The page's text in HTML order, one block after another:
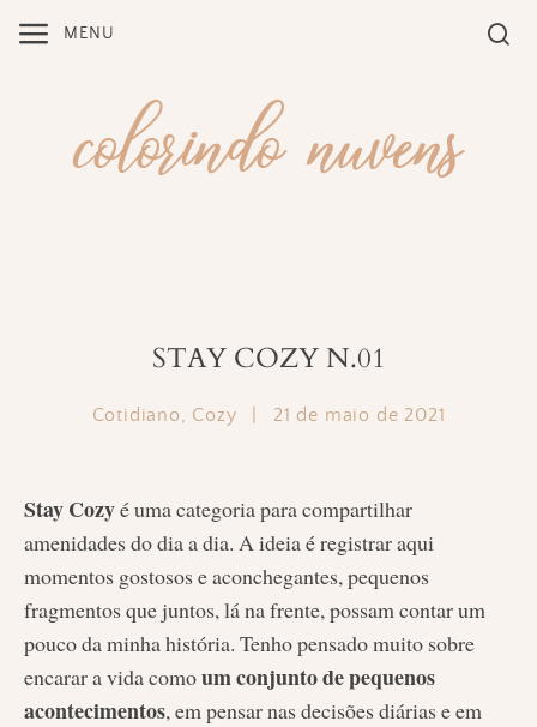
MENU
STAY COZY N.01
Cotidiano, Cozy 21 de maio de 2021
Stay Cozyé uma categoria para compartilhar
amenidades do dia a dia. A ideia é registrar aqui
momentos gostosos e aconchegantes, pequenos
fragmentos que juntos, lá na frente, possam contar um
pouco da minha história. Tenho pensado muito sobre
encarar a vida comoum conjunto de pequenos
acontecimentos, em pensar nas decisões diárias e em